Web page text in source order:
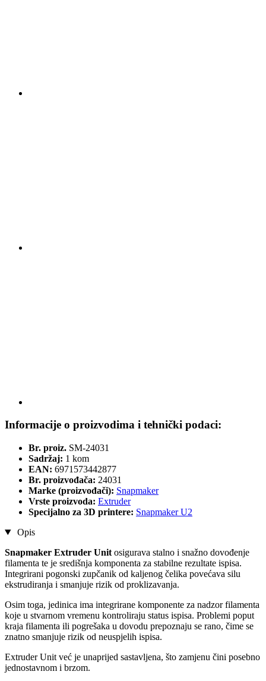
Informacije o proizvodima i tehnički podaci:
Br. proiz. SM-24031
Sadržaj: 1 kom
EAN: 6971573442877
Br. proizvođača: 24031
Marke (proizvođači): Snapmaker
Vrste proizvoda: Extruder
Specijalno za 3D printere: Snapmaker U2
Opis
Snapmaker Extruder Unit osigurava stalno i snažno dovođenje
filamenta te je središnja komponenta za stabilne rezultate ispisa.
Integrirani pogonski zupčanik od kaljenog čelika povećava silu
ekstrudiranja i smanjuje rizik od proklizavanja.
Osim toga, jedinica ima integrirane komponente za nadzor filamenta
koje u stvarnom vremenu kontroliraju status ispisa. Problemi poput
kraja filamenta ili pogrešaka u dovodu prepoznaju se rano, čime se
znatno smanjuje rizik od neuspjelih ispisa.
Extruder Unit već je unaprijed sastavljena, što zamjenu čini posebno
jednostavnom i brzom.